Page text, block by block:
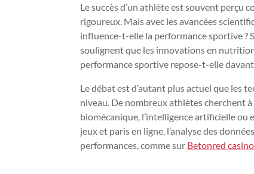
Le succès d’un athlète est souvent
rigoureux. Mais avec les avancées
influence-t-elle la performance sportive ?
soulignent que les innovations en
performance sportive repose-t-elle
Le débat est d’autant plus actuel que les
niveau. De nombreux athlètes cherchent
biomécanique, l’intelligence artificielle ou
jeux et paris en ligne, l’analyse des
performances, comme sur Betonred casino